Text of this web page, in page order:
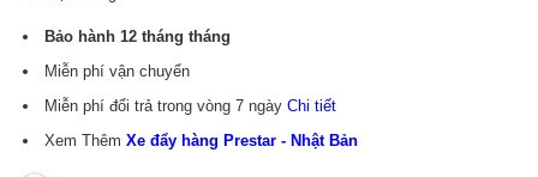
Bảo hành 12 tháng tháng
Miễn phí vận chuyển
Miễn phí đổi trả trong vòng 7 ngày Chi tiết
Xem Thêm Xe đẩy hàng Prestar - Nhật Bản